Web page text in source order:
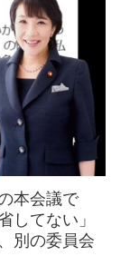
本会議で
してない」
別の委員会